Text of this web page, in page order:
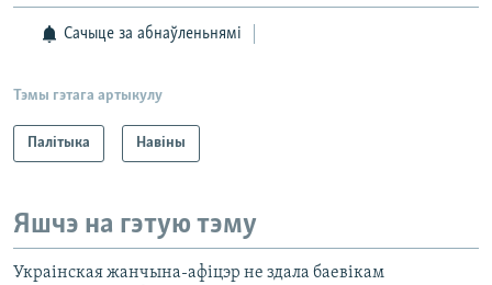
Сачыце за абнаўленьнямі
Тэмы гэтага артыкулу
Палітыка Навіны
Яшчэ на гэтую тэму
Украінская жанчына-афіцэр не здала баевікам